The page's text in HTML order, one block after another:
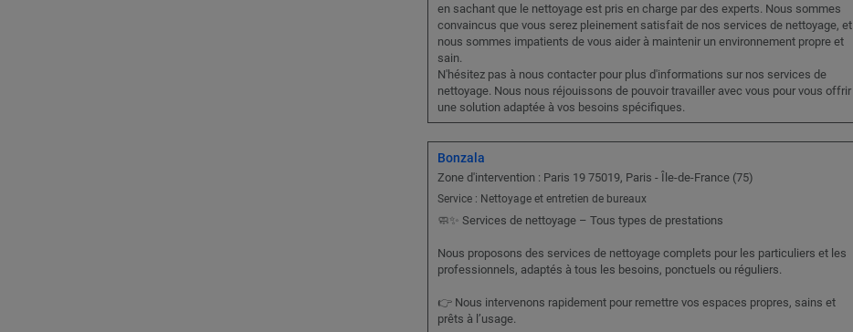
en sachant que le nettoyage est pris en charge par des experts. Nous sommes
convaincus que vous serez pleinement satisfait de nos services de nettoyage, et
nous sommes impatients de vous aider à maintenir un environnement propre et
sain.
N'hésitez pas à nous contacter pour plus d'informations sur nos services de
nettoyage. Nous nous réjouissons de pouvoir travailler avec vous pour vous offrir
une solution adaptée à vos besoins spécifiques.
Bonzala
Zone d'intervention : Paris 19 75019, Paris - Île-de-France (75)
Service : Nettoyage et entretien de bureaux
🧼✨ Services de nettoyage – Tous types de prestations
Nous proposons des services de nettoyage complets pour les particuliers et les
professionnels, adaptés à tous les besoins, ponctuels ou réguliers.
👉 Nous intervenons rapidement pour remettre vos espaces propres, sains et
prêts à l’usage.